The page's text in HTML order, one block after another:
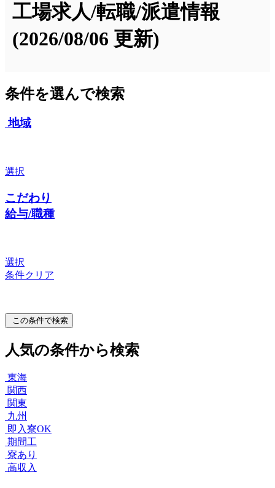
工場求人/転職/派遣情報
(2026/08/06 更新)
条件を選んで検索
地域
選択
こだわり
給与/職種
選択
条件クリア
この条件で検索
人気の条件から検索
東海
関西
関東
九州
即入寮OK
期間工
寮あり
高収入